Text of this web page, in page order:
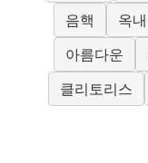
음핵
옥
아름다운
클리토리스